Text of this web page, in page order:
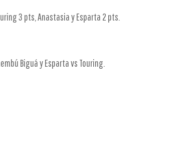
3 pts, Anastasia y Esparta 2 pts.
Biguá y Esparta vs Touring.